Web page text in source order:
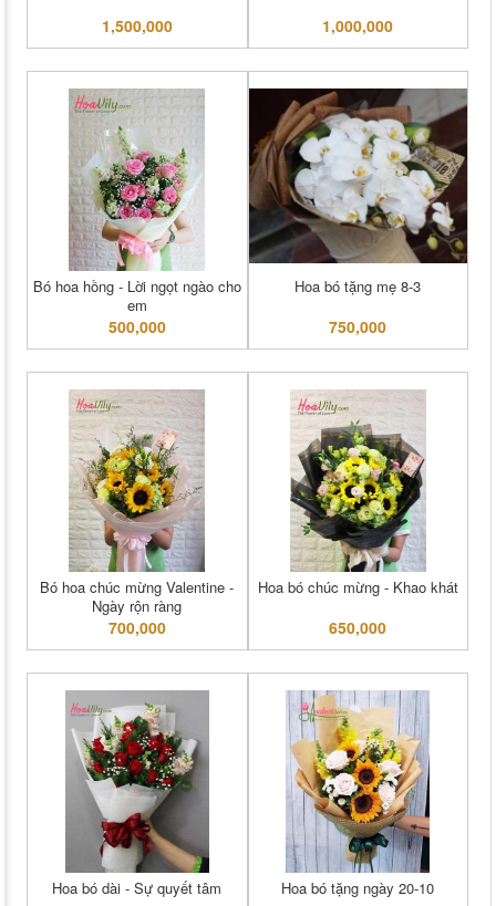
1,500,000 1,000,000
Bó hoa hồng - Lời ngọt ngào cho
em
500,000
Hoa bó tặng mẹ 8-3
750,000
Bó hoa chúc mừng Valentine -
Ngày rộn ràng
700,000
Hoa bó chúc mừng - Khao khát
650,000
Hoa bó dài - Sự quyết tâm Hoa bó tặng ngày 20-10